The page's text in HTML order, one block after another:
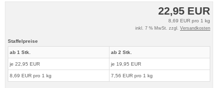
22,95 EUR
8,69 EUR pro 1 kg
inkl. 7 % MwSt. zzgl. Versandkosten
Staffelpreise
ab 1 Stk.
je 22,95 EUR
8,69 EUR pro 1 kg
ab 2 Stk.
je 19,95 EUR
7,56 EUR pro 1 kg